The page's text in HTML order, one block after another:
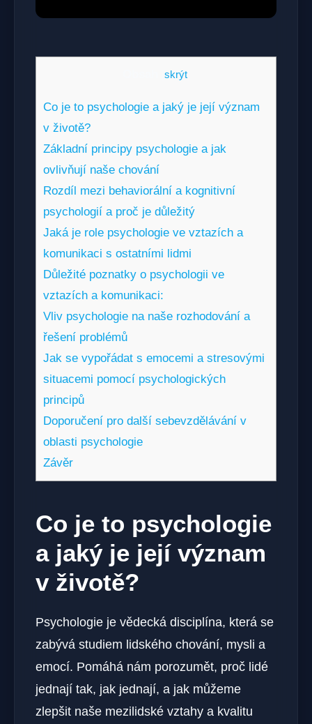
skrýt]
Co je to psychologie a jaký je její význam
v životě?
Základní principy psychologie a jak
ovlivňují naše chování
Rozdíl mezi behaviorální a kognitivní
psychologií a proč je důležitý
Jaká je role psychologie ve vztazích a
komunikaci s ostatními lidmi
Důležité poznatky o psychologii ve
vztazích a komunikaci:
Vliv psychologie na naše rozhodování a
řešení problémů
Jak se vypořádat s emocemi a stresovými
situacemi pomocí psychologických
principů
Doporučení pro další sebevzdělávání v
oblasti psychologie
Závěr
Co je to psychologie
a jaký je její význam
v životě?
Psychologie je vědecká disciplína, která se
zabývá studiem lidského chování, mysli a
emocí. Pomáhá nám porozumět, proč lidé
jednají tak, jak jednají, a jak můžeme
zlepšit naše mezilidské vztahy a kvalitu